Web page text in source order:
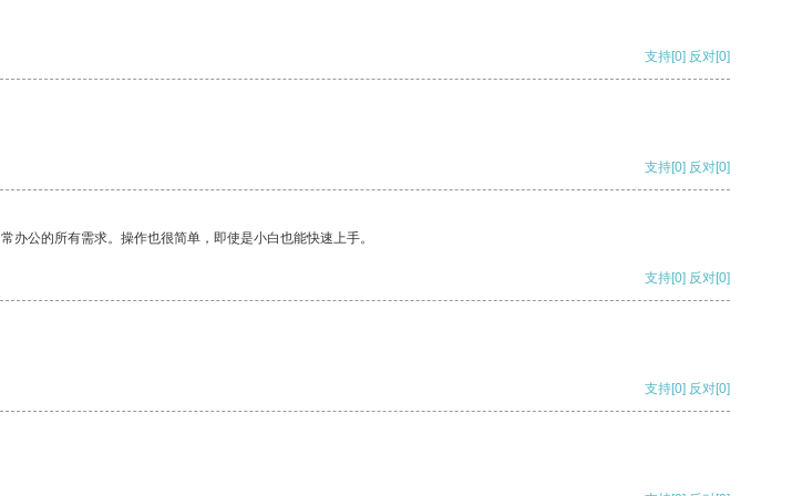
支持[0] 反对[0]
支持[0] 反对[0]
公的所有需求。操作也很简单，即使是小白也能快速上手。
支持[0] 反对[0]
支持[0] 反对[0]